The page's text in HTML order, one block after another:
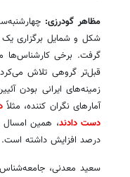
مظاهر گودرزی:
شکل و شمایل برگزاری
قبل‌تر گروهی تلاش
زمینه‌های ایرانی بودن
آمارهای نگران کننده، مثلاً
دست دادند، همین امسال
درصد افزایش داشته است.
سعید معدنی، جامعه‌شناس